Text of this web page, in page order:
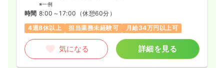
※一例
時間 8:00～17:00 （休憩60分）
4週8休以上
担当業務未経験可 月給34万円以上可
気になる 詳細を見る